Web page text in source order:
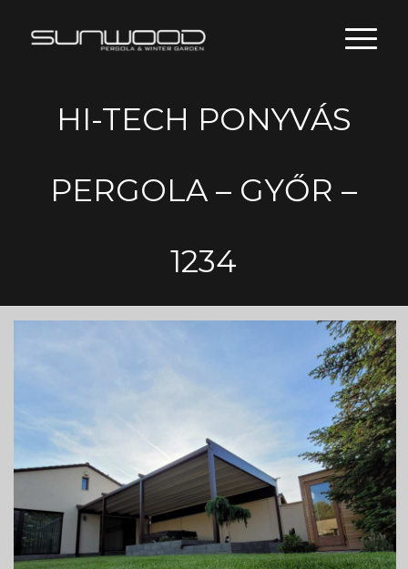
HI-TECH PONYVÁS
PERGOLA – GYŐR –
1234